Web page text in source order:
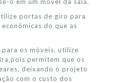
portas de giro para
do que as
os móveis, utilize
permitem que os
deixando o projeto
com o custo dos